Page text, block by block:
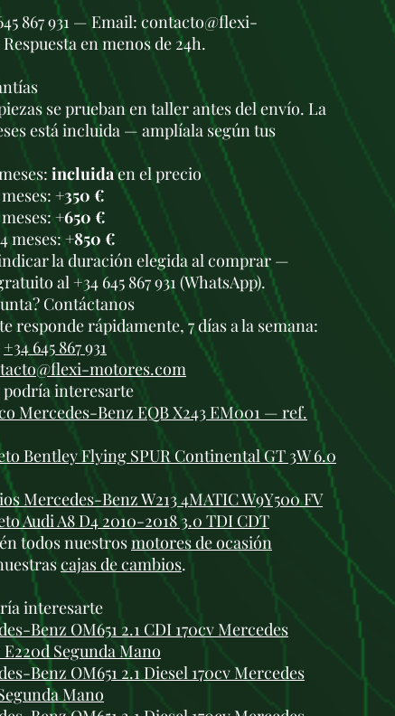
867 931 — Email: contacto@flexi-
en menos de 24h.
se prueban en taller antes del envío. La
está incluida — amplíala según tus
incluidaen el precio
+350 €
meses:+650 €
meses: +850 €
la duración elegida al comprar —
al +34 645 867 931 (WhatsApp).
Contáctanos
responde rápidamente, 7 días a la semana:
+34 645 867 931
motores.com
interesarte
Mercedes-Benz EQB X243 EM001 — ref.
Bentley Flying SPUR Continental GT 3W 6.0
Mercedes-Benz W213 4MATIC W9Y500 FV
Audi A8 D4 2010-2018 3.0 TDI CDT
todos nuestrosmotores de ocasión
cajas de cambios.
interesarte
Benz OM651 2.1 CDI 170cv Mercedes
E220d Segunda Mano
Benz OM651 2.1 Diesel 170cv Mercedes
Mano